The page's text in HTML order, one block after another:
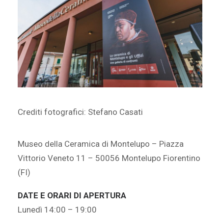
Crediti fotografici: Stefano Casati
Museo della Ceramica di Montelupo – Piazza
Vittorio Veneto 11 – 50056 Montelupo Fiorentino
(FI)
DATE E ORARI DI APERTURA
Lunedì 14:00 – 19:00